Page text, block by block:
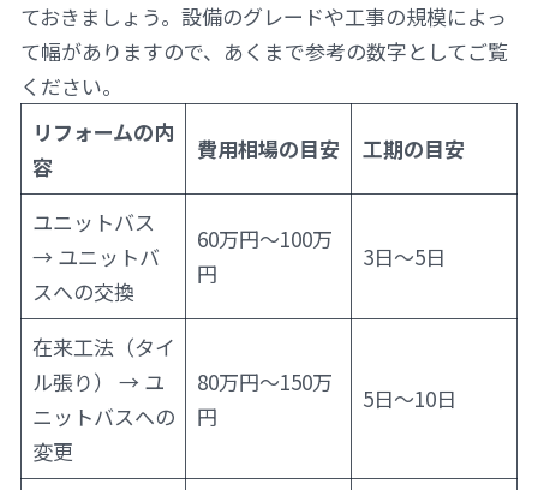
ておきましょう。設備のグレードや工事の規模によっ
て幅がありますので、あくまで参考の数字としてご覧
ください。
リフォームの内
容
費用相場の目安 工期の目安
ユニットバス
→ ユニットバ
スへの交換
60万円〜100万
円
3日〜5日
在来工法（タイ
ル張り） → ユ
ニットバスへの
変更
80万円〜150万
円
5日〜10日